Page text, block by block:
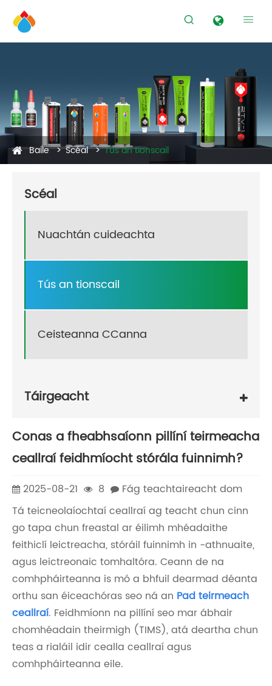
 
Baile Scéal Tús an tionscail
Scéal
Nuachtán cuideachta
Tús an tionscail
Ceisteanna CCanna
Táirgeacht
Conas a fheabhsaíonn pillíní teirmeacha
ceallraí feidhmíocht stórála fuinnimh?
2025-08-21 8
Fág teachtaireacht dom
Tá teicneolaíochtaí ceallraí ag teacht chun cinn
go tapa chun freastal ar éilimh mhéadaithe
feithiclí leictreacha, stóráil fuinnimh in -athnuaite,
agus leictreonaic tomhaltóra. Ceann de na
comhpháirteanna is mó a bhfuil dearmad déanta
orthu san éiceachóras seo ná an Pad teirmeach
ceallraí. Feidhmíonn na pillíní seo mar ábhair
chomhéadain theirmigh (TIMS), atá deartha chun
teas a rialáil idir cealla ceallraí agus
comhpháirteanna eile.